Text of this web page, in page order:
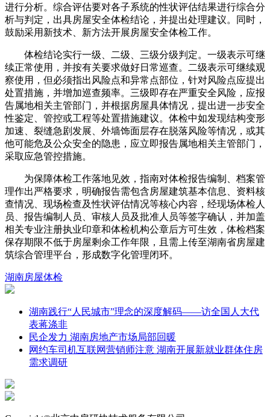
进行分析。综合评估要对各子系统的性状评估结果进行综合分
析与判定，出具房屋安全体检结论，并提出处理建议。同时，
鼓励采用新技术、新方法开展房屋安全体检工作。
体检结论实行一级、二级、三级分级判定。一级表示可继
续正常使用，并按有关要求做好日常巡查。二级表示可继续观
察使用，但必须指出风险点和异常点部位，针对风险点应提出
处置措施，并增加巡查频率。三级即存在严重安全风险，应报
告属地相关主管部门，并根据房屋具体情况，提出进一步安全
性鉴定、管控或工程等处置措施建议。体检中如发现结构变形
加速、裂缝急剧发展、外墙饰面层存在脱落风险等情况，或其
他可能危及公众安全的隐患，应立即报告属地相关主管部门，
采取应急管控措施。
为保障体检工作落地见效，指南对体检报告编制、档案管
理作出严格要求，明确报告需包含房屋建筑基本信息、资料核
查情况、现场检查及性状评估情况等核心内容，经现场体检人
员、报告编制人员、审核人员及批准人员等签字确认，并加盖
相关专业注册执业印章和体检机构公章后方可生效，体检档案
保存期限不低于房屋剩余工作年限，且需上传至湖南省房屋建
筑综合管理平台，形成数字化管理闭环。
湖南房屋体检
湖南践行“人民城市”理念的深度解码——访全国人大代
表蒋涤非
民企发力 湖南房地产市场局部回暖
网约车司机互联网营销师注意 湖南开展新就业群体住房
需求调研